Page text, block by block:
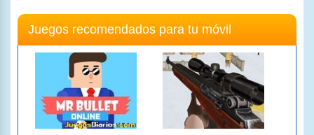
Juegos recomendados para tu móvil